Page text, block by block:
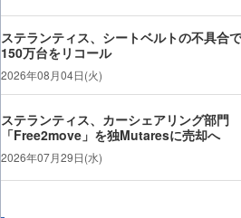
ステランティス、シートベルトの不具合
150万台をリコール
2026年08月04日(火)
ステランティス、カーシェアリング部門
「Free2move」を独Mutaresに売却へ
2026年07月29日(水)